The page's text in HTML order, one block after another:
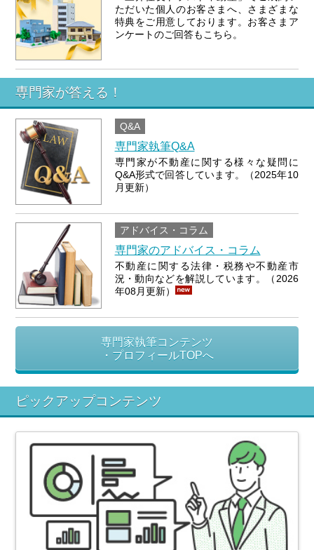
ただいた個人のお客さまへ、さまざまな
特典をご用意しております。お客さまア
ンケートのご回答もこちら。
専門家が答える！
Q&A
専門家執筆Q&A
専門家が不動産に関する様々な疑問に
Q&A形式で回答しています。
（2025年10
月更新）
アドバイス・コラム
専門家のアドバイス・コラム
不動産に関する法律・税務や不動産市
況・動向などを解説しています。
（2026
年08月更新）
専門家執筆コンテンツ
・プロフィールTOPへ
ピックアップコンテンツ